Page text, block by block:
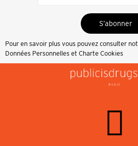
S’abonner
Pour en savoir plus vous pouvez consulter
Données Personnelles et Charte Cookies